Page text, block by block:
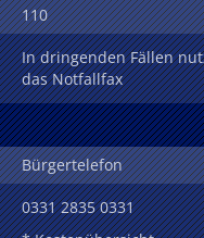
110
In dringenden Fällen
das Notfallfax
Bürgertelefon
0331 2835 0331